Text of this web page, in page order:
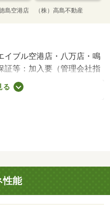
島空港店 （株）高島不動産
ブル空港店・八万店・鳴
等：加入要（管理会社指
車場３，３００円／月・
ブル空港店・八万店・鳴
ならネット掲載の物件ど
す！・駐輪場：有
る
性能